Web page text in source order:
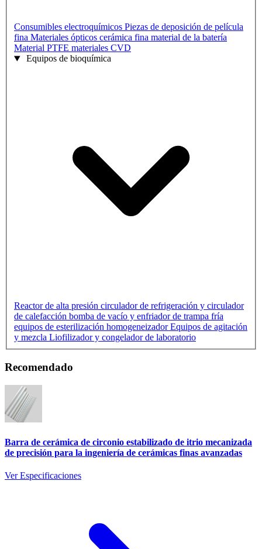
Consumibles electroquímicos Piezas de deposición de película
fina Materiales ópticos cerámica fina material de la batería
Material PTFE materiales CVD
Equipos de bioquímica
Reactor de alta presión circulador de refrigeración y circulador
de calefacción bomba de vacío y enfriador de trampa fría
equipos de esterilización homogeneizadorEquipos de agitación
y mezcla Liofilizador y congelador de laboratorio
Recomendado
Barra de cerámica de circonio estabilizado de itrio mecanizada
de precisión para la ingeniería de cerámicas finas avanzadas
Ver Especificaciones